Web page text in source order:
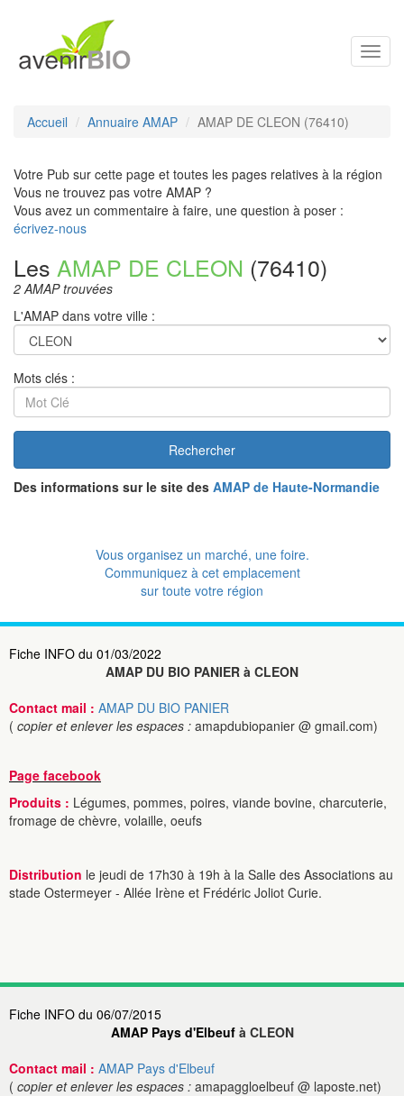
Accueil Annuaire AMAP AMAP DE CLEON (76410)
Votre Pub sur cette page et toutes les pages relatives à la région
Vous ne trouvez pas votre AMAP ?
Vous avez un commentaire à faire, une question à poser :
écrivez-nous
Les AMAP DE CLEON (76410)
2 AMAP trouvées
L'AMAP dans votre ville :
Mots clés :
Rechercher
Des informations sur le site des AMAP de Haute-Normandie
Vous organisez un marché, une foire.
Communiquez à cet emplacement
sur toute votre région
Fiche INFO du 01/03/2022
AMAP DU BIO PANIER à CLEON
Contact mail : AMAP DU BIO PANIER
( copier et enlever les espaces : amapdubiopanier @ gmail.com)
Page facebook
Produits : Légumes, pommes, poires, viande bovine, charcuterie,
fromage de chèvre, volaille, oeufs
Distribution le jeudi de 17h30 à 19h à la Salle des Associations au
stade Ostermeyer - Allée Irène et Frédéric Joliot Curie.
Fiche INFO du 06/07/2015
AMAP Pays d'Elbeufà CLEON
Contact mail : AMAP Pays d'Elbeuf
( copier et enlever les espaces : amapaggloelbeuf @ laposte.net)